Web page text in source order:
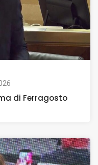
di Ferragosto